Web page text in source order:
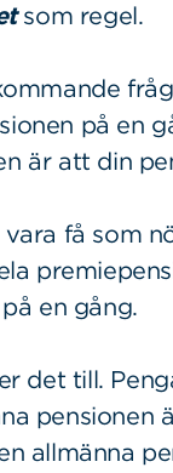
som regel.
på en
är att din
få som
en gång.
det till.
pensionen
allmänna